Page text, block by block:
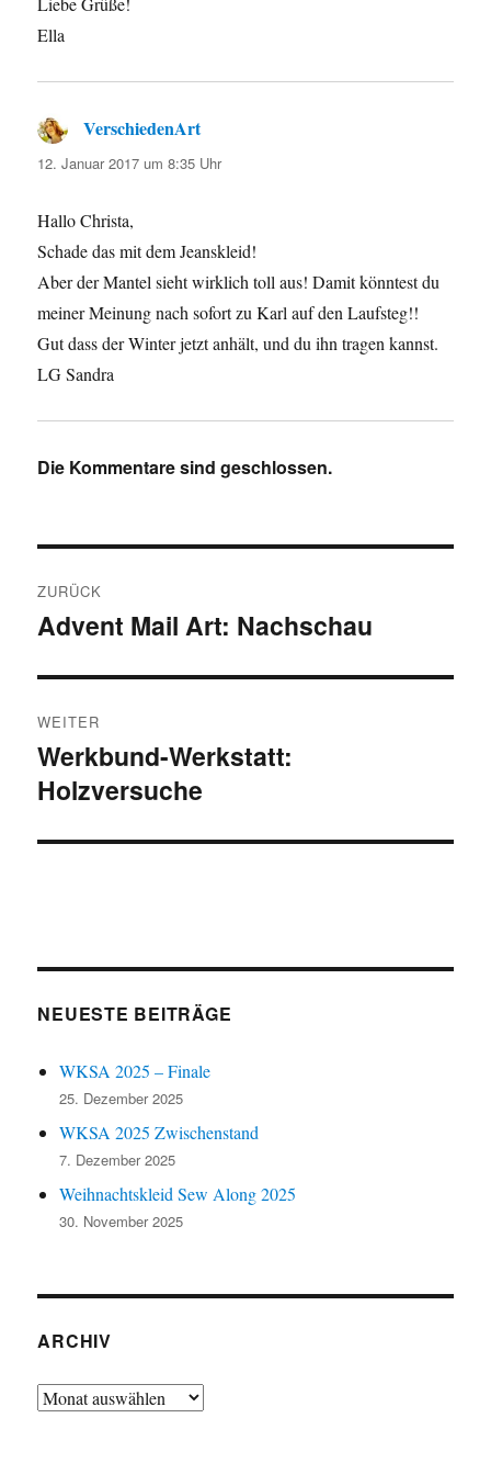
Ella
VerschiedenArtsagt:
12. Januar 2017 um 8:35 Uhr
Hallo Christa,
Schade das mit dem Jeanskleid!
Aber der Mantel sieht wirklich toll aus! Damit könntest du
meiner Meinung nach sofort zu Karl auf den Laufsteg!!
Gut dass der Winter jetzt anhält, und du ihn tragen kannst.
LG Sandra
Die Kommentare sind geschlossen.
ZURÜCK
Vorheriger
Advent Mail Art: Nachschau
WEITER
Nächster
Beitrag:
Werkbund-Werkstatt:
Holzversuche
NEUESTE BEITRÄGE
WKSA 2025 – Finale
25. Dezember 2025
WKSA 2025 Zwischenstand
7. Dezember 2025
Weihnachtskleid Sew Along 2025
30. November 2025
ARCHIV
Archiv